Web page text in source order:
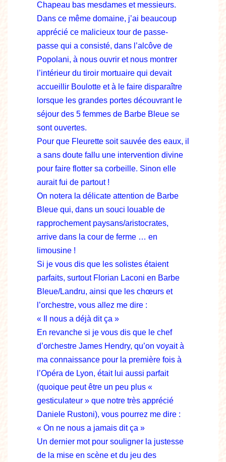
Chapeau bas mesdames et messieurs.
Dans ce même domaine, j’ai beaucoup
apprécié ce malicieux tour de passe-
passe qui a consisté, dans l’alcôve de
Popolani, à nous ouvrir et nous montrer
l’intérieur du tiroir mortuaire qui devait
accueillir Boulotte et à le faire disparaître
lorsque les grandes portes découvrant le
séjour des 5 femmes de Barbe Bleue se
sont ouvertes.
Pour que Fleurette soit sauvée des eaux, il
a sans doute fallu une intervention divine
pour faire flotter sa corbeille. Sinon elle
aurait fui de partout !
On notera la délicate attention de Barbe
Bleue qui, dans un souci louable de
rapprochement paysans/aristocrates,
arrive dans la cour de ferme … en
limousine !
Si je vous dis que les solistes étaient
parfaits, surtout Florian Laconi en Barbe
Bleue/Landru, ainsi que les chœurs et
l’orchestre, vous allez me dire :
« Il nous a déjà dit ça »
En revanche si je vous dis que le chef
d’orchestre James Hendry, qu’on voyait à
ma connaissance pour la première fois à
l’Opéra de Lyon, était lui aussi parfait
(quoique peut être un peu plus «
gesticulateur » que notre très apprécié
Daniele Rustoni), vous pourrez me dire :
« On ne nous a jamais dit ça »
Un dernier mot pour souligner la justesse
de la mise en scène et du jeu des